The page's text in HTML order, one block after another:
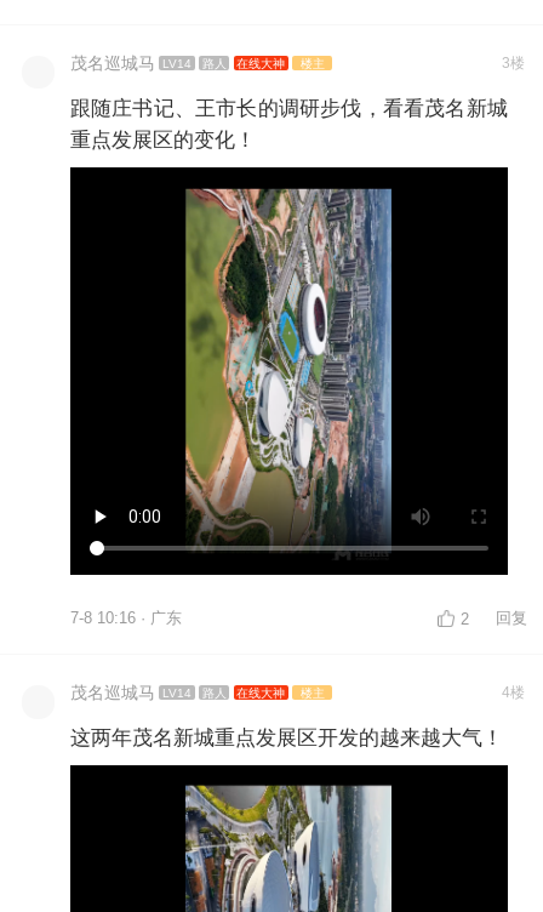
茂名巡城马 LV14 路人 在线大神 楼主 3楼
跟随庄书记、王市长的调研步伐，看看茂名新城
重点发展区的变化！
7-8 10:16 · 广东 2 回复
茂名巡城马 LV14 路人 在线大神 楼主 4楼
这两年茂名新城重点发展区开发的越来越大气！